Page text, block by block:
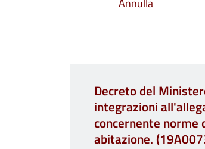
Decreto del
integrazioni
concernente norme
abitazione.